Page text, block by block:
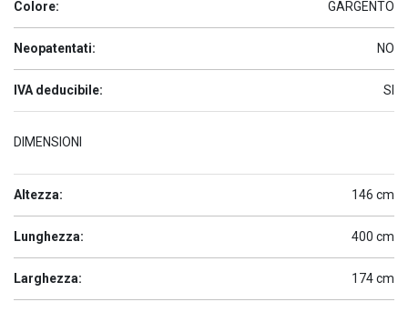
Colore: GARGENTO
Neopatentati: NO
IVA deducibile: SI
DIMENSIONI
Altezza: 146 cm
Lunghezza: 400 cm
Larghezza: 174 cm